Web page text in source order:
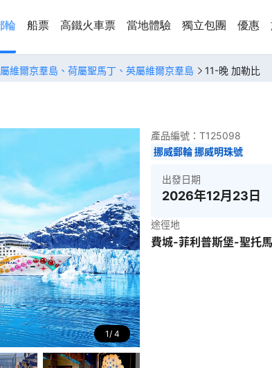
輪 船票 高鐵火車票 當地體驗 獨立包團 優惠
維爾京羣島、荷屬聖馬丁、英屬維爾京羣島 11-晚 加勒比
1 4
產品編號： T125098
挪威郵輪 挪威明珠號
出發日期
2026年12月23日
途徑地
費城-菲利普斯堡-聖托